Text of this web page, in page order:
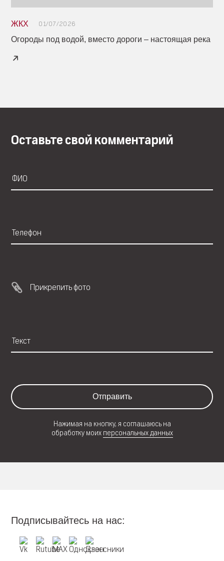
ЖКХ 01/07/2026
Огороды под водой, вместо дороги – настоящая река
Оставьте свой комментарий
Прикрепить фото
Отправить
Нажимая на кнопку, я соглашаюсь на
обработку моих персональных данных
Подписывайтесь на нас: